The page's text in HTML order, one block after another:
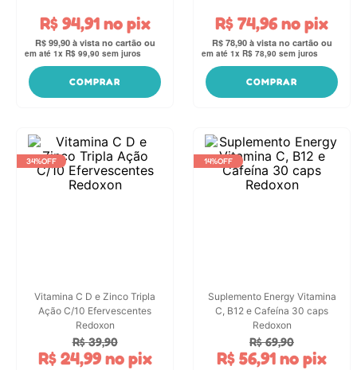
R$ 94,91no pix
R$ 99,90
em até 1x R$ 99,90 sem juros
COMPRAR
R$74,96no pix
R$ 78,90
em até 1x R$ 78,90 sem juros
COMPRAR
34%OFF
Vitamina C D e Zinco Tripla
Ação C/10 Efervescentes
Redoxon
R$ 39,90
R$ 24,99no pix
14%OFF
Suplemento Energy Vitamina
C, B12 e Cafeína 30 caps
Redoxon
R$ 69,90
R$56,91no pix